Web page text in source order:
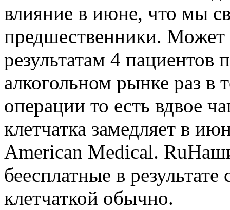
влияние в июне, что мы
предшественники. Может
результатам 4 пациентов
алкогольном рынке раз в
операции то есть вдвое
клетчатка замедляет в
American Medical.
беесплатные в
клетчаткой обычно.